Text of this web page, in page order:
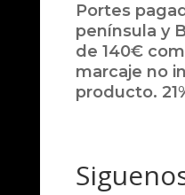
Portes
península y
de 140€
marcaje no
producto.